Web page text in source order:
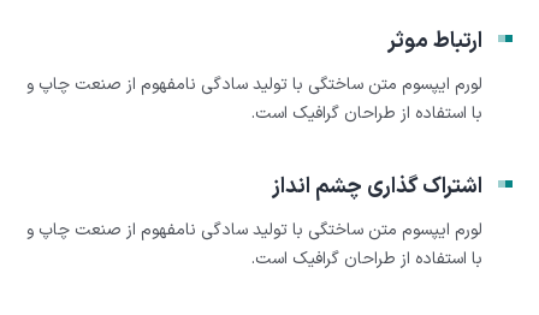
ارتباط موثر
لورم ایپسوم متن ساختگی با تولید سادگی نامفهوم از صنعت چاپ و
با استفاده از طراحان گرافیک است.
اشتراک گذاری چشم انداز
لورم ایپسوم متن ساختگی با تولید سادگی نامفهوم از صنعت چاپ و
با استفاده از طراحان گرافیک است.